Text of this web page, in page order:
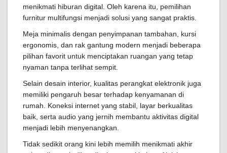
menikmati hiburan digital. Oleh karena itu, pemilihan
furnitur multifungsi menjadi solusi yang sangat praktis.
Meja minimalis dengan penyimpanan tambahan, kursi
ergonomis, dan rak gantung modern menjadi beberapa
pilihan favorit untuk menciptakan ruangan yang tetap
nyaman tanpa terlihat sempit.
Selain desain interior, kualitas perangkat elektronik juga
memiliki pengaruh besar terhadap kenyamanan di
rumah. Koneksi internet yang stabil, layar berkualitas
baik, serta audio yang jernih membantu aktivitas digital
menjadi lebih menyenangkan.
Tidak sedikit orang kini lebih memilih menikmati akhir